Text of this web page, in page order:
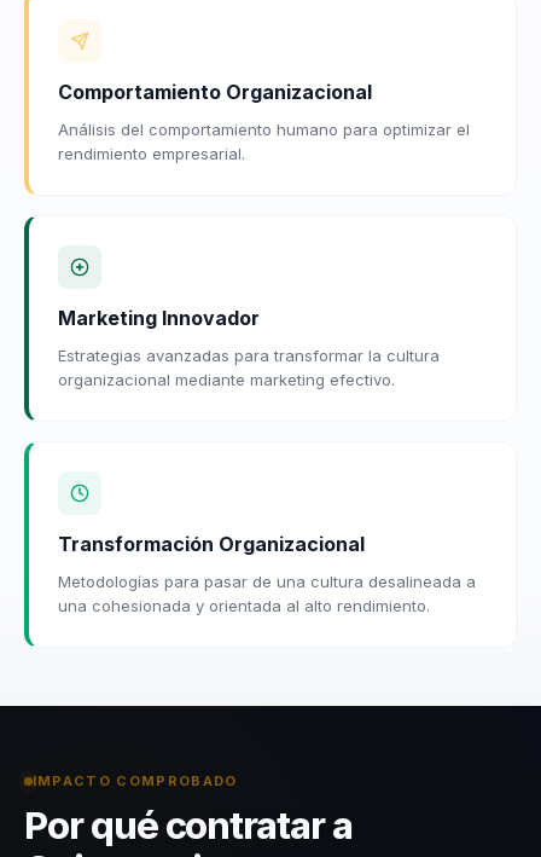
Comportamiento Organizacional
Análisis del comportamiento humano para optimizar el
rendimiento empresarial.
Marketing Innovador
Estrategias avanzadas para transformar la cultura
organizacional mediante marketing efectivo.
Transformación Organizacional
Metodologías para pasar de una cultura desalineada a
una cohesionada y orientada al alto rendimiento.
IMPACTO COMPROBADO
Por qué contratar a